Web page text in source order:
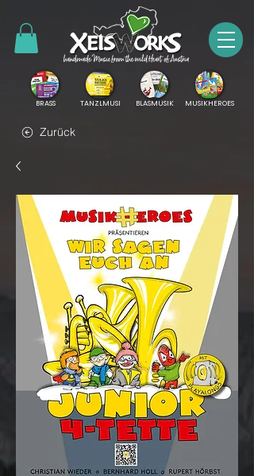
BRASS TANZLMUSI BLASMUSIK MUSIKHEROES
Zurück